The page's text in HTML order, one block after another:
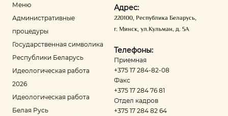
Меню
Административные
процедуры
Государственная символика
Республики Беларусь
Идеологическая работа
2026
Идеологическая работа
Белая Русь
Адрес:
220100 Республика Беларусь
г. Минск ул.Кульман, д. 5А
Телефоны:
Приемная
+375 17 284-82-08
Факс
+375 17 284 76 81
Отдел кадров
+375 17 284 82 64